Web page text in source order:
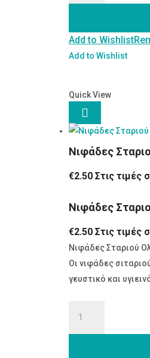
Χ/
ΓΛ
Add to Wishlist
Add to Wishlist
Quick View

Νιφάδες
€2.50 Στις τιμές
Νιφάδες
€2.50 Στις τιμές
Νιφάδες Σταριού
Οι νιφάδες
γευστικό και